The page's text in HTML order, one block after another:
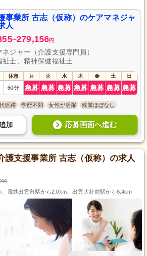
事業所 古志（仮称）のケアマネジャ
人
~279,156円
ジャー（介護支援専門員）
祉士、精神保健福祉士
休憩 月 火 水 木 金 土 日
60分 急募 急募 急募 急募 急募 急募 急募
活躍 学歴不問 女性が活躍 残業ほぼなし
加 応募画面へ進む
護支援事業所 古志（仮称）の求人
電鉄出雲市駅から2.0km、出雲大社前駅から6.4km